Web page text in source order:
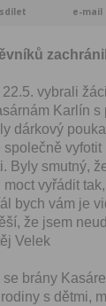
sdílet e-mail
vybrali
Kar­lín
dárkový
Byly smut­ný,
vyřádit
bych vám je
že jsem
Velek
brány
s dět­mi,